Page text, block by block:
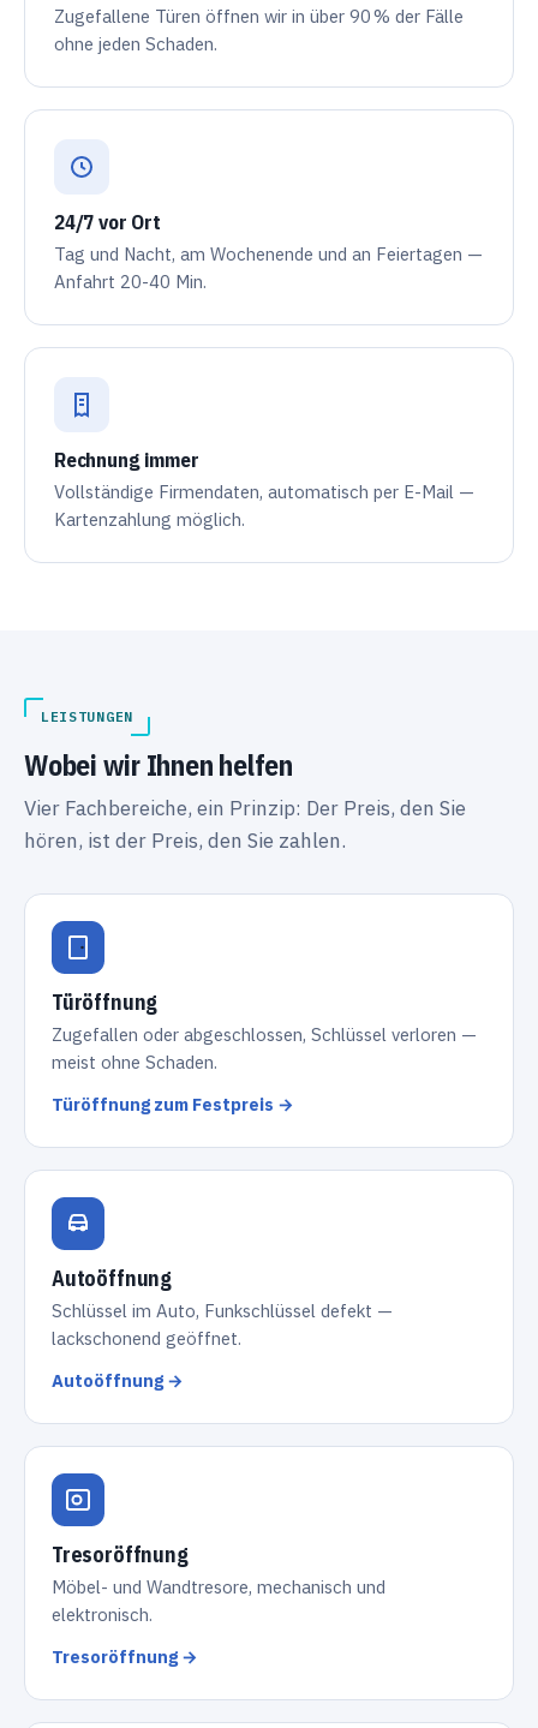
Zugefallene Türen öffnen wir in über 90 % der Fälle
ohne jeden Schaden.
24/7 vor Ort
Tag und Nacht, am Wochenende und an Feiertagen —
Anfahrt 20-40 Min.
Rechnung immer
Vollständige Firmendaten, automatisch per E-Mail —
Kartenzahlung möglich.
LEISTUNGEN
Wobei wir Ihnen helfen
Vier Fachbereiche, ein Prinzip: Der Preis, den Sie
hören, ist der Preis, den Sie zahlen.
Türöffnung
Zugefallen oder abgeschlossen, Schlüssel verloren —
meist ohne Schaden.
Türöffnung zum Festpreis →
Autoöffnung
Schlüssel im Auto, Funkschlüssel defekt —
lackschonend geöffnet.
Autoöffnung →
Tresoröffnung
Möbel- und Wandtresore, mechanisch und
elektronisch.
Tresoröffnung →